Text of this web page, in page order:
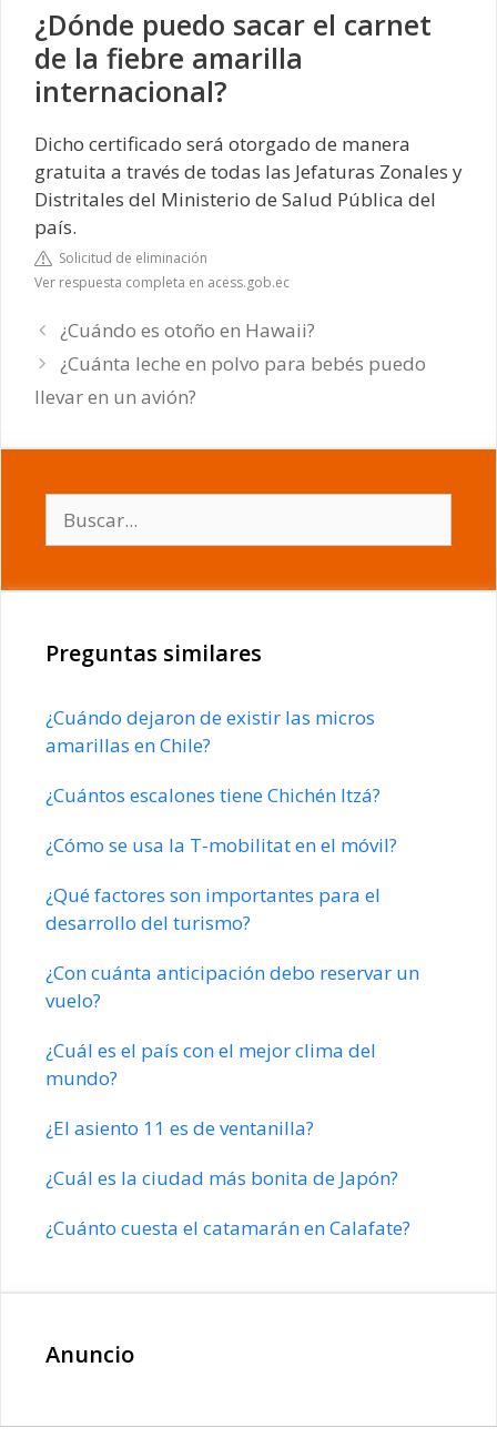
¿Dónde puedo sacar el carnet
de la fiebre amarilla
internacional?
Dicho certificado será otorgado de manera
gratuita a través de todas las Jefaturas Zonales y
Distritales del Ministerio de Salud Pública del
país.
Solicitud de eliminación
Ver respuesta completa en acess.gob.ec
¿Cuándo es otoño en Hawaii?
¿Cuánta leche en polvo para bebés puedo
llevar en un avión?
Preguntas similares
¿Cuándo dejaron de existir las micros
amarillas en Chile?
¿Cuántos escalones tiene Chichén Itzá?
¿Cómo se usa la T-mobilitat en el móvil?
¿Qué factores son importantes para el
desarrollo del turismo?
¿Con cuánta anticipación debo reservar un
vuelo?
¿Cuál es el país con el mejor clima del
mundo?
¿El asiento 11 es de ventanilla?
¿Cuál es la ciudad más bonita de Japón?
¿Cuánto cuesta el catamarán en Calafate?
Anuncio